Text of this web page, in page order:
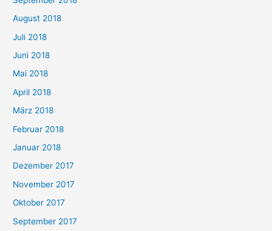
August 2018
Juli 2018
Juni 2018
Mai 2018
April 2018
März 2018
Februar 2018
Januar 2018
Dezember 2017
November 2017
Oktober 2017
September 2017